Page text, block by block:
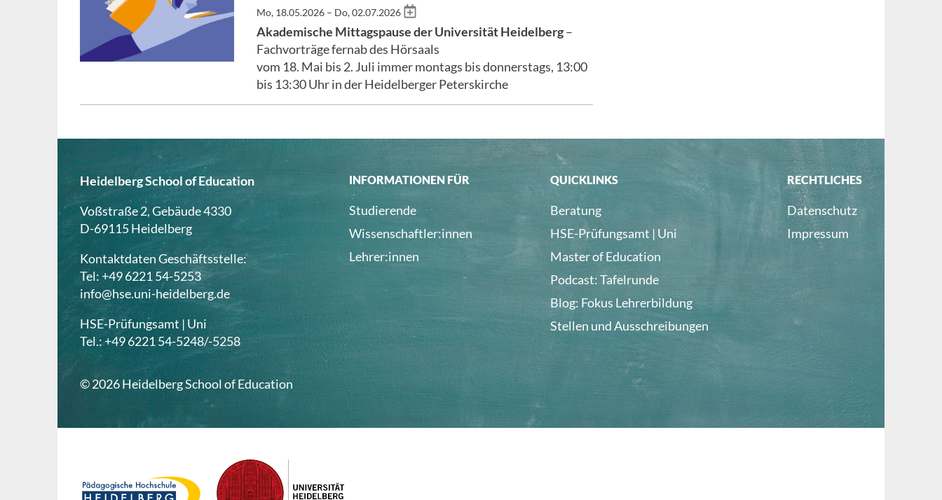
Mo, 18.05.2026 – Do, 02.07.2026 Add
calendar
Akademische Mittagspause der Universität Heidelberg–
Fachvorträge fernab des Hörsaals
vom 18. Mai bis 2. Juli immer montags bis donnerstags, 13:00
bis 13:30 Uhr in der Heidelberger Peterskirche
Heidelberg School of Education
Voßstraße 2, Gebäude 4330
D-69115 Heidelberg
Kontaktdaten Geschäftsstelle:
Tel: +49 6221 54-5253
info@hse.uni-heidelberg.de
HSE-Prüfungsamt | Uni
Tel.: +49 6221 54-5248/-5258
INFORMATIONEN FÜR
Studierende
Wissenschaftler:innen
Lehrer:innen
QUICKLINKS
Beratung
HSE-Prüfungsamt | Uni
Master of Education
Podcast: Tafelrunde
Blog: Fokus Lehrerbildung
Stellen und Ausschreibungen
RECHTLICHES
Datenschutz
Impressum
© 2026 Heidelberg School of Education